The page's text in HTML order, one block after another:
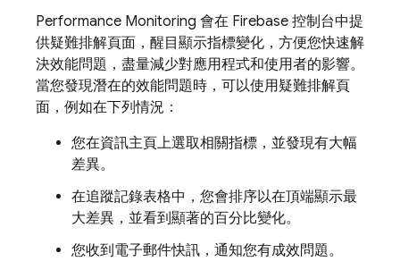
Performance Monitoring 會在 Firebase 控制台中提
供疑難排解頁面，醒目顯示指標變化，方便您快速解
決效能問題，盡量減少對應用程式和使用者的影響。
當您發現潛在的效能問題時，可以使用疑難排解頁
面，例如在下列情況：
您在資訊主頁上選取相關指標，並發現有大幅
差異。
在追蹤記錄表格中，您會排序以在頂端顯示最
大差異，並看到顯著的百分比變化。
您收到電子郵件快訊，通知您有成效問題。